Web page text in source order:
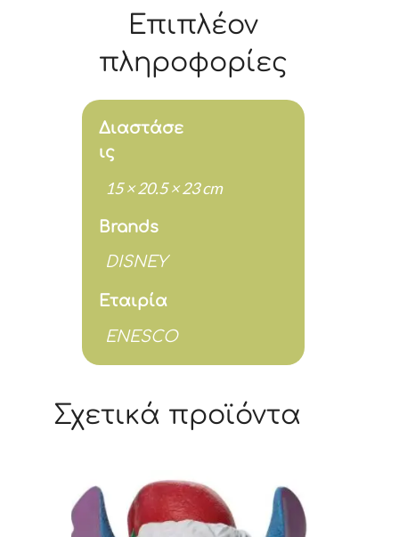
Επιπλέον
πληροφορίες
Διαστάσε
ις
15 × 20.5 × 23 cm
Brands
DISNEY
Εταιρία
ENESCO
Σχετικά προϊόντα